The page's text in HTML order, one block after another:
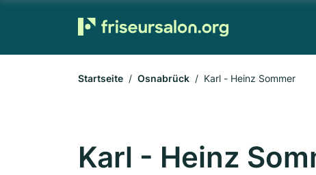
Startseite Osnabrück Karl - Heinz Sommer
Karl - Heinz